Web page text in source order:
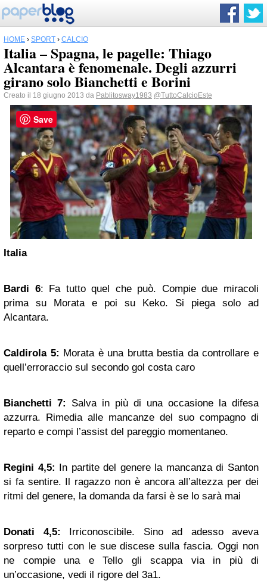
HOME › SPORT › CALCIO
Italia – Spagna, le pagelle: Thiago
Alcantara è fenomenale. Degli azzurri
girano solo Bianchetti e Borini
Creato il 18 giugno 2013 da Pablitosway1983 @TuttoCalcioEste
Italia
Bardi 6: Fa tutto quel che può. Compie due miracoli
prima su Morata e poi su Keko. Si piega solo ad
Alcantara.
Caldirola 5: Morata è una brutta bestia da controllare e
quell’erroraccio sul secondo gol costa caro
Bianchetti 7:
Salva in più di una occasione la difesa
azzurra. Rimedia alle mancanze del suo compagno di
reparto e compi l’assist del pareggio momentaneo.
Regini 4,5: In partite del genere la mancanza di Santon
si fa sentire. Il ragazzo non è ancora all’altezza per dei
ritmi del genere, la domanda da farsi è se lo sarà mai
Donati 4,5: Irriconoscibile. Sino ad adesso aveva
sorpreso tutti con le sue discese sulla fascia. Oggi non
ne compie una e Tello gli scappa via in più di
un’occasione, vedi il rigore del 3a1.
Save